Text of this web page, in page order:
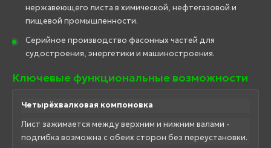
нержавеющего листа в химической, нефтегазовой и
пищевой промышленности.
Серийное производство фасонных частей для
судостроения, энергетики и машиностроения.
Ключевые функциональные возможности
Четырёхвалковая компоновка
Лист зажимается между верхним и нижним валами -
подгибка возможна с обеих сторон без переустановки.